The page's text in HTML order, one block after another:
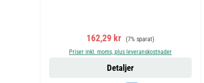
Försäljningspris:
162,29 kr Ordinarie pris:
(7% sparat)
Priser inkl. moms, plus leveranskostnader
Detaljer